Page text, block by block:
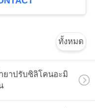
ทั้งหมด
ยาปรับซิลิโคนอะมิ